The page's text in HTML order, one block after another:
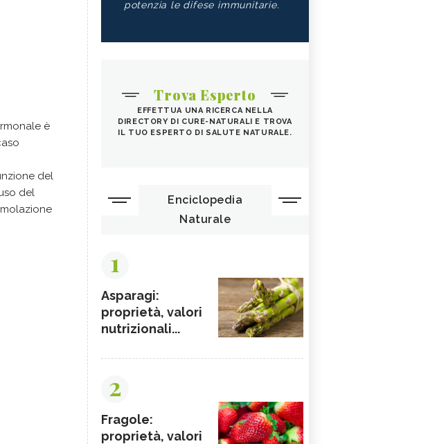
è
del
del
potenzia le difese immunitarie.
Trova Esperto
EFFETTUA UNA RICERCA NELLA
DIRECTORY DI CURE-NATURALI E TROVA
IL TUO ESPERTO DI SALUTE NATURALE.
Enciclopedia
Naturale
1
Asparagi:
proprietà, valori
nutrizionali...
2
Fragole:
proprietà, valori